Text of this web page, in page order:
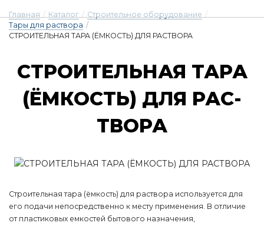
Главная / Каталог / Строительное оборудование /
Тары для раствора /
СТРОИТЕЛЬНАЯ ТАРА (ЁМКОСТЬ) ДЛЯ РАСТВОРА
СТРО­И­ТЕЛЬ­НАЯ ТА­РА
(ЁМ­КОСТЬ) ДЛЯ РАС­
ТВО­РА
Строительная тара (ёмкость) для раствора используется для
его подачи непосредственно к месту применения. В отличие
от пластиковых емкостей бытового назначения,